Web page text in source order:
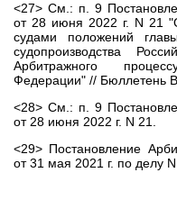
<27> См.: п. 9
от 28 июня 2022 г. N 21
судами положений
судопроизводства
Арбитражного
Федерации" // Бюллетень
<28> См.: п. 9
от 28 июня 2022 г. N 21.
<29> Постановление
от 31 мая 2021 г. по делу